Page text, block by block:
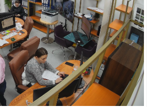
Usluge
Uputstva
Cenovnik
Kontakt
Lokacija